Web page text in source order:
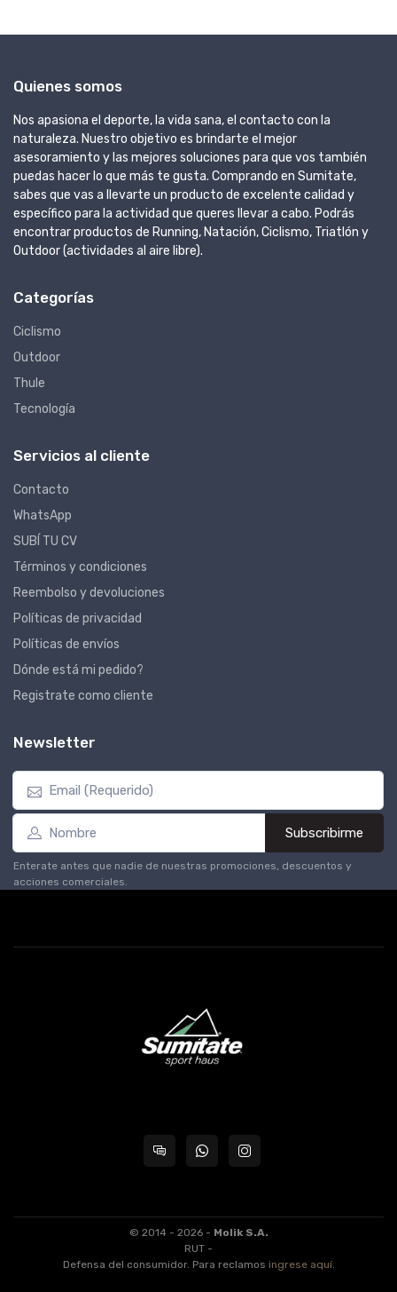
Quienes somos
Nos apasiona el deporte, la vida sana, el contacto con la
naturaleza. Nuestro objetivo es brindarte el mejor
asesoramiento y las mejores soluciones para que vos también
puedas hacer lo que más te gusta. Comprando en Sumitate,
sabes que vas a llevarte un producto de excelente calidad y
específico para la actividad que queres llevar a cabo. Podrás
encontrar productos de Running, Natación, Ciclismo, Triatlón y
Outdoor (actividades al aire libre).
Categorías
Ciclismo
Outdoor
Thule
Tecnología
Servicios al cliente
Contacto
WhatsApp
SUBÍ TU CV
Términos y condiciones
Reembolso y devoluciones
Políticas de privacidad
Políticas de envíos
Dónde está mi pedido?
Registrate como cliente
Newsletter
Subscribirme
Enterate antes que nadie de nuestras promociones, descuentos y
acciones comerciales.
© 2014 - 2026 - Molik S.A.
RUT -
Defensa del consumidor. Para reclamos ingrese aquí.